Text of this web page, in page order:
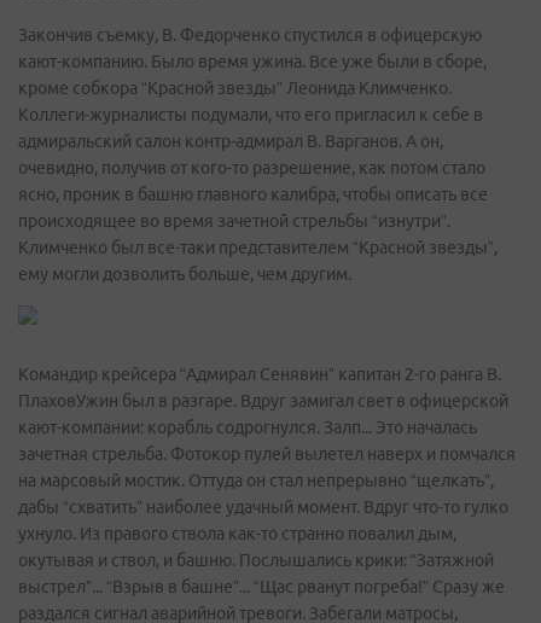
Закончив съемку, В. Федорченко спустился в офицерскую
кают-компанию. Было время ужина. Все уже были в сборе,
кроме собкора “Красной звезды” Леонида Климченко.
Коллеги-журналисты подумали, что его пригласил к себе в
адмиральский салон контр-адмирал В. Варганов. А он,
очевидно, получив от кого-то разрешение, как потом стало
ясно, проник в башню главного калибра, чтобы описать все
происходящее во время зачетной стрельбы “изнутри”.
Климченко был все-таки представителем “Красной звезды”,
ему могли дозволить больше, чем другим.
Командир крейсера “Адмирал Сенявин” капитан 2-го ранга В.
ПлаховУжин был в разгаре. Вдруг замигал свет в офицерской
кают-компании: корабль содрогнулся. Залп... Это началась
зачетная стрельба. Фотокор пулей вылетел наверх и помчался
на марсовый мостик. Оттуда он стал непрерывно “щелкать”,
дабы “схватить” наиболее удачный момент. Вдруг что-то гулко
ухнуло. Из правого ствола как-то странно повалил дым,
окутывая и ствол, и башню. Послышались крики: “Затяжной
выстрел”... “Взрыв в башне”... “Щас рванут погреба!” Сразу же
раздался сигнал аварийной тревоги. Забегали матросы,